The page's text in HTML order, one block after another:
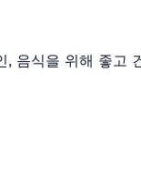
, 음식을 위해 좋고